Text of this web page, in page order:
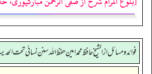
فوائد ومسائل از الشيخ حافظ محمد امين حفظ الله سنن نسائي تحت